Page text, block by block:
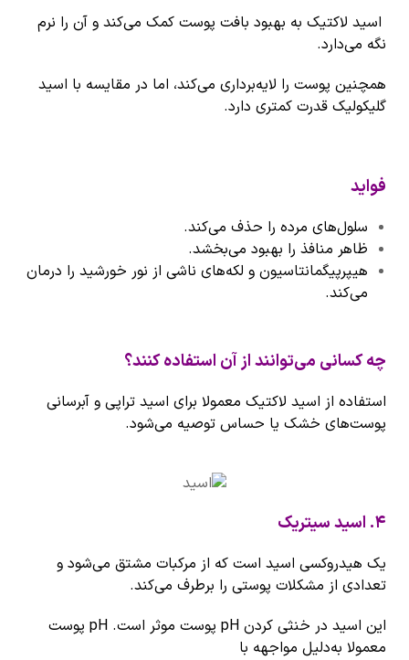
اسید لاکتیک به بهبود بافت پوست کمک می‌کند و آن را نرم
نگه می‌دارد.
همچنین پوست را لایه‌برداری می‌کند، اما در مقایسه با اسید
گلیکولیک قدرت کمتری دارد.
فواید
سلول‌های مرده را حذف می‌کند.
ظاهر منافذ را بهبود می‌بخشد.
هیپرپیگمانتاسیون و لکه‌های ناشی از نور خورشید را درمان
می‌کند.
چه کسانی می‌توانند از آن استفاده کنند؟
استفاده از اسید لاکتیک معمولا برای اسید تراپی و آبرسانی
پوست‌های خشک یا حساس توصیه می‌شود.
۴. اسید سیتریک
یک هیدروکسی اسید است که از مرکبات مشتق می‌شود و
تعدادی از مشکلات پوستی را برطرف می‌کند.
این اسید در خنثی کردن pH پوست موثر است. pH پوست
معمولا به‌دلیل مواجهه با